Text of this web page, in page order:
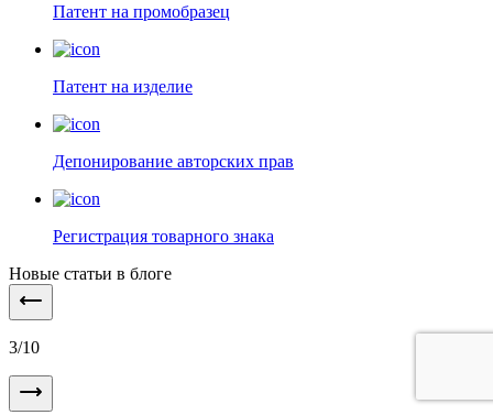
Патент на промобразец
Патент на изделие
Депонирование авторских прав
Регистрация товарного знака
Новые статьи в блоге
3/10